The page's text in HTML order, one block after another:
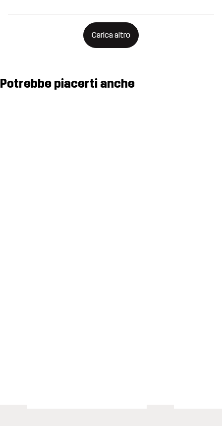
Carica altro
Potrebbe piacerti anche